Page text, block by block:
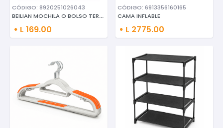
CÓDIGO: 8920251026043
BEILIAN MOCHILA O BOLSO TERMIC
L 169.00
CÓDIGO: 6913356160165
CAMA INFLABLE
L 2775.00